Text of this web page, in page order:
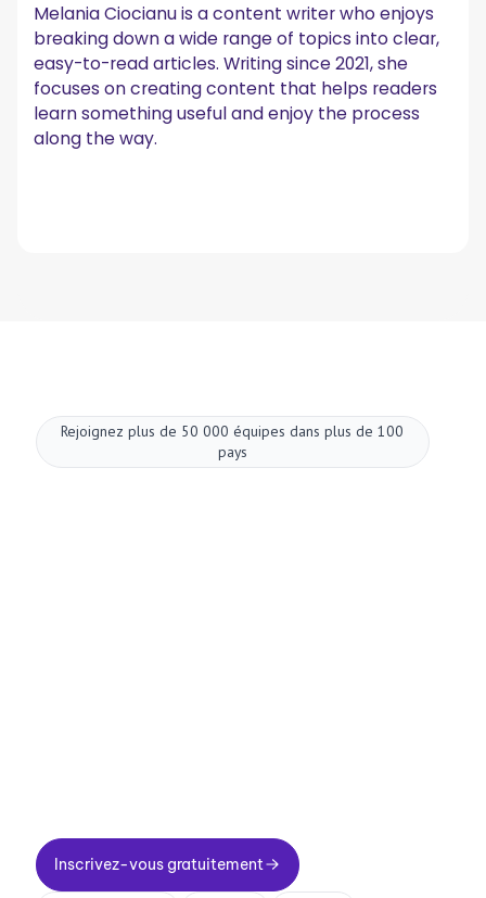
Melania Ciocianu is a content writer who enjoys
breaking down a wide range of topics into clear,
easy-to-read articles. Writing since 2021, she
focuses on creating content that helps readers
learn something useful and enjoy the process
along the way.
Rejoignez plus de 50 000 équipes dans plus de 100
pays
Inscrivez-vous gratuitement
Inscrivez-vous gratuitement